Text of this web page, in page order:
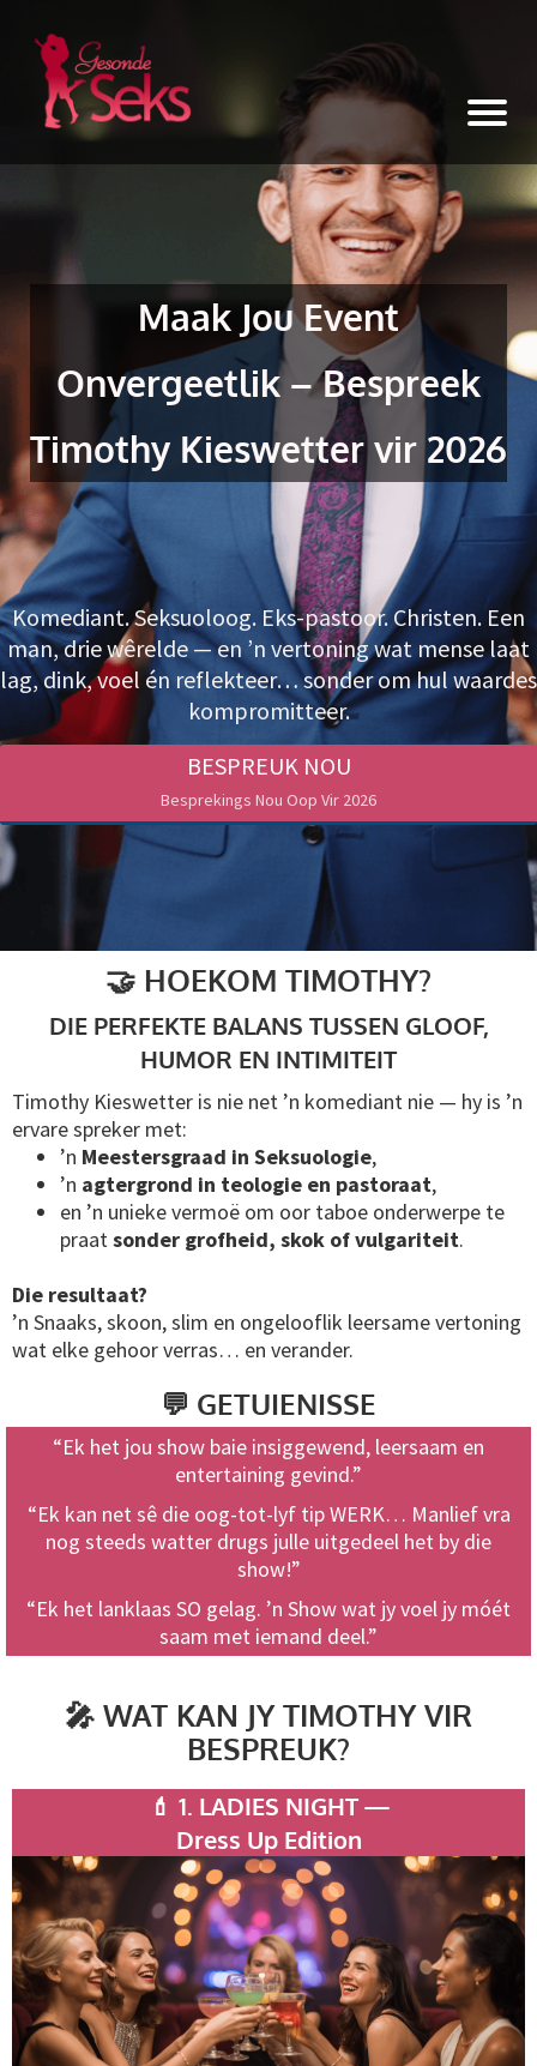
Maak Jou Event
Onvergeetlik – Bespreek
Timothy Kieswetter vir 2026
Komediant. Seksuoloog. Eks-pastoor. Christen. Een
man, drie wêrelde — en ’n vertoning wat mense laat
lag, dink, voel én reflekteer… sonder om hul waardes
kompromitteer.
BESPREUK NOU
Besprekings Nou Oop Vir 2026
🤝 HOEKOM TIMOTHY?
DIE PERFEKTE BALANS TUSSEN GLOOF,
HUMOR EN INTIMITEIT
Timothy Kieswetter is nie net ’n komediant nie — hy is ’n
ervare spreker met:
’n Meestersgraad in Seksuologie,
’n agtergrond in teologie en pastoraat,
en ’n unieke vermoë om oor taboe onderwerpe te
praatsonder grofheid, skok of vulgariteit.
Die resultaat?
’n Snaaks, skoon, slim en ongelooflik leersame vertoning
wat elke gehoor verras… en verander.
💬 GETUIENISSE
“Ek het jou show baie insiggewend, leersaam en
entertaining gevind.”
“Ek kan net sê die oog-tot-lyf tip WERK… Manlief vra
nog steeds watter drugs julle uitgedeel het by die
show!”
“Ek het lanklaas SO gelag. ’n Show wat jy voel jy móét
saam met iemand deel.”
🎤 WAT KAN JY TIMOTHY VIR
BESPREUK?
💄 1. LADIES NIGHT —
Dress Up Edition